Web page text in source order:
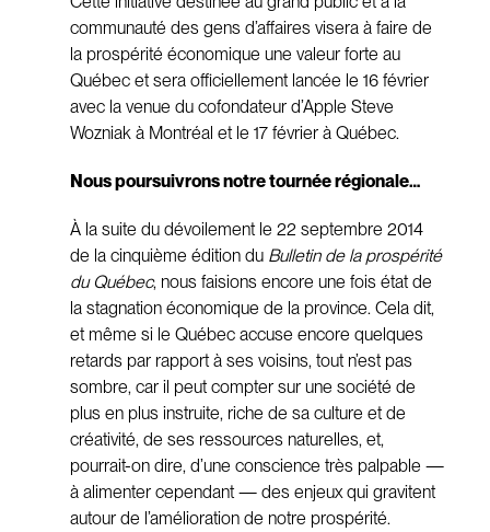
communauté des gens d’affaires visera à faire de
la prospérité économique une valeur forte au
Québec et sera officiellement lancée le 16 février
avec la venue du cofondateur d’Apple Steve
Wozniak à Montréal et le 17 février à Québec.
Nous poursuivrons notre tournée régionale…
À la suite du dévoilement le 22 septembre 2014
de la cinquième édition du Bulletin de la prospérité
du Québec, nous faisions encore une fois état de
la stagnation économique de la province. Cela dit,
et même si le Québec accuse encore quelques
retards par rapport à ses voisins, tout n’est pas
sombre, car il peut compter sur une société de
plus en plus instruite, riche de sa culture et de
créativité, de ses ressources naturelles, et,
pourrait-on dire, d’une conscience très palpable —
à alimenter cependant — des enjeux qui gravitent
autour de l’amélioration de notre prospérité.